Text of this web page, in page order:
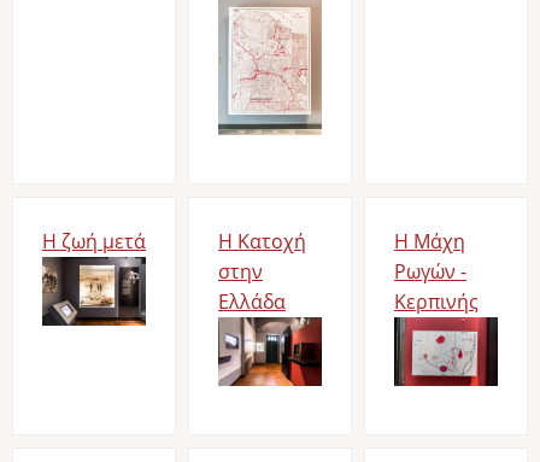
Η ζωή μετά
Image
Η Κατοχή
στην
Ελλάδα
Image
Η Μάχη
Ρωγών -
Κερπινής
Image